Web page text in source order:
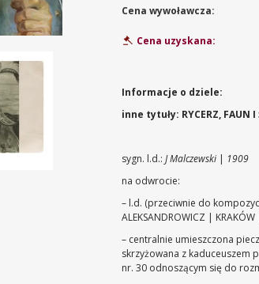
Cena wywoławcza:
Cena uzyskana:
Informacje o dziele:
inne tytuły: RYCERZ, FAUN I
sygn. l.d.:J Malczewski | 1909
na odwrocie:
– l.d. (przeciwnie do
ALEKSANDROWICZ |
– centralnie umieszczona
skrzyżowana z kaduceuszem
nr. 30 odnoszącym się do